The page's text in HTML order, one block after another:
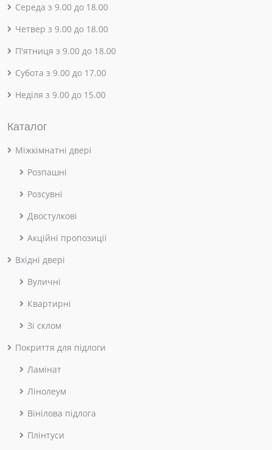
Середа з 9.00 до 18.00
Четвер з 9.00 до 18.00
П'ятниця з 9.00 до 18.00
Субота з 9.00 до 17.00
Неділя з 9.00 до 15.00
Каталог
Міжкімнатні двері
Розпашні
Розсувні
Двостулкові
Акційні пропозиції
Вхідні двері
Вуличні
Квартирні
Зі склом
Покриття для підлоги
Ламінат
Лінолеум
Вінілова підлога
Плінтуси